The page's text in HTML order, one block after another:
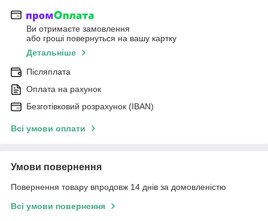
Ви отримаєте замовлення
або гроші повернуться на вашу картку
Детальніше
Післяплата
Оплата на рахунок
Безготівковий розрахунок (IBAN)
Всі умови оплати
Умови повернення
Повернення товару впродовж 14 днів за домовленістю
Всі умови повернення